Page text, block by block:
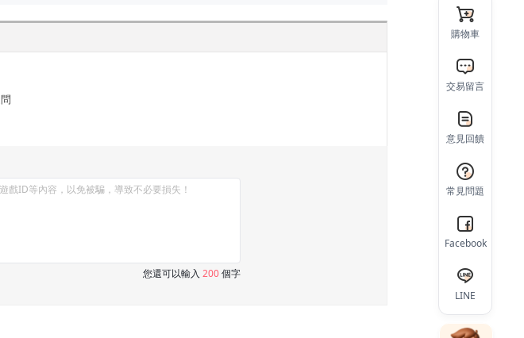
您還可以輸入 200個字
購物車
交易留言
意見回饋
常見問題
Facebook
LINE